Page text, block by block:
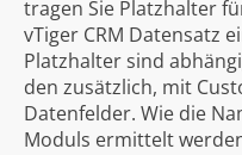
tragen Sie Platzhalter
vTiger CRM Datensatz
Platzhalter sind
den zusätzlich, mit
Datenfelder. Wie die
Moduls ermittelt